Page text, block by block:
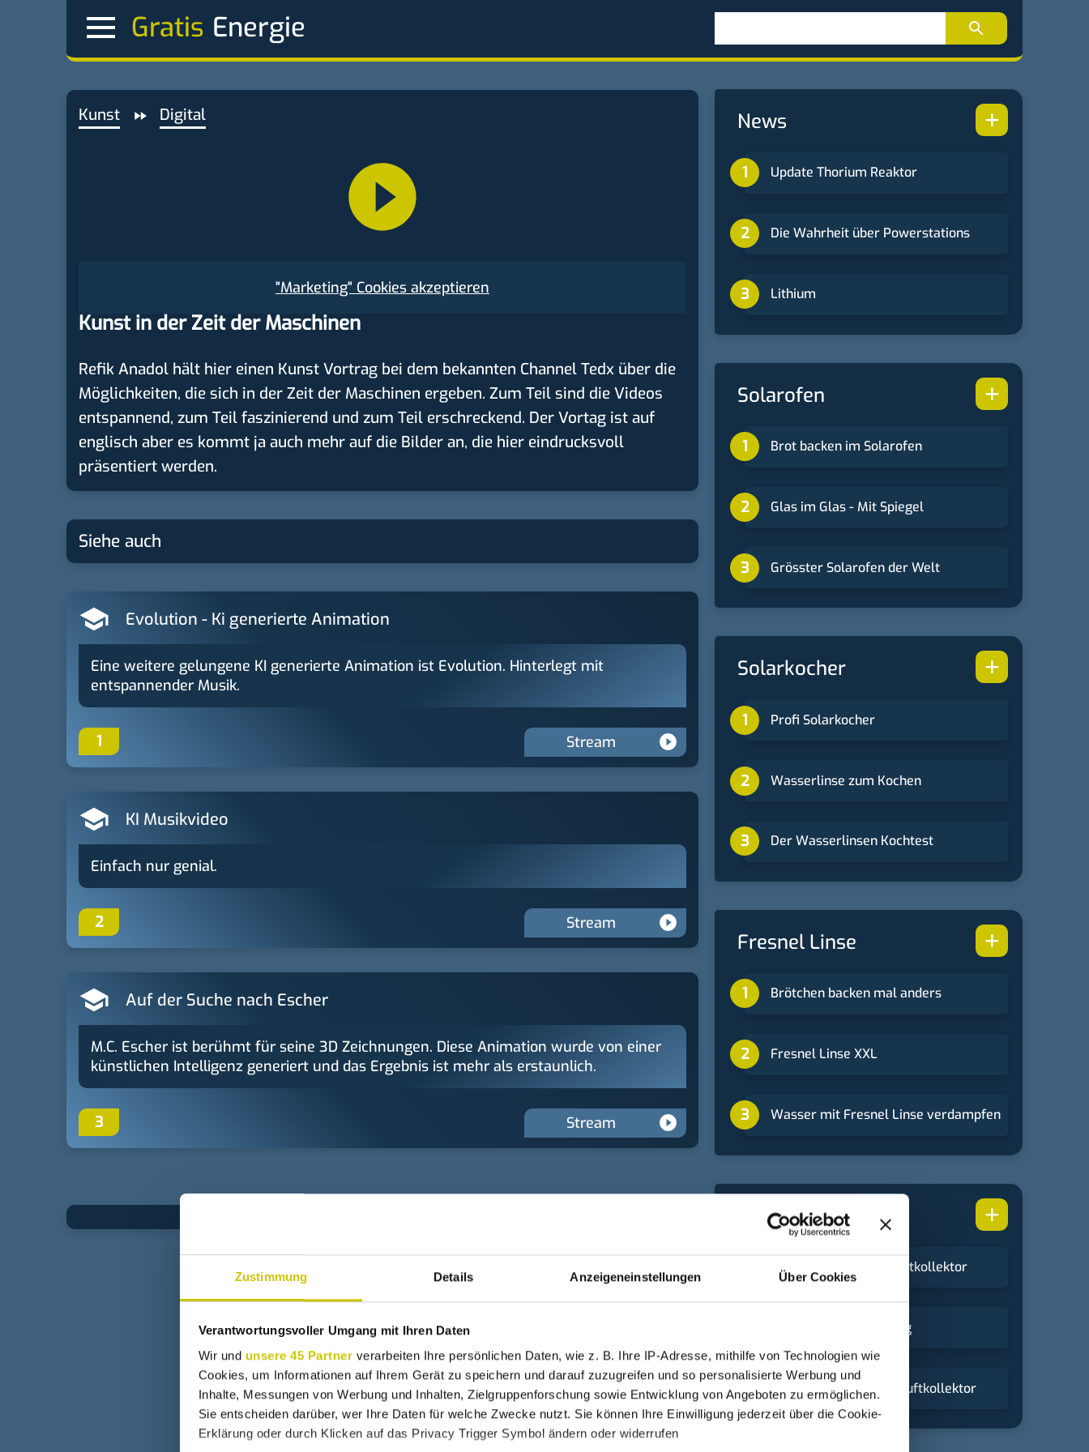
Zustimmung Details Anzeigeneinstellungen Über Cookies
Verantwortungsvoller Umgang mit Ihren Daten
Wir und unsere 45 Partner verarbeiten Ihre persönlichen Daten, wie z. B. Ihre IP-Adresse, mithilfe von Technologien wie
Cookies, um Informationen auf Ihrem Gerät zu speichern und darauf zuzugreifen und so personalisierte Werbung und
Inhalte, Messungen von Werbung und Inhalten, Zielgruppenforschung sowie Entwicklung von Angeboten zu ermöglichen.
Sie entscheiden darüber, wer Ihre Daten für welche Zwecke nutzt. Sie können Ihre Einwilligung jederzeit über die Cookie-
Erklärung oder durch Klicken auf das Privacy Trigger Symbol ändern oder widerrufen
Gratis
Kunst Digital
"Marketing" Cookies akzeptieren
Kunst in der Zeit der Maschinen
Refik Anadol hält hier einen Kunst Vortrag bei dem bekannten Channel Tedx über die
Möglichkeiten, die sich in der Zeit der Maschinen ergeben. Zum Teil sind die Videos
entspannend, zum Teil faszinierend und zum Teil erschreckend. Der Vortag ist auf
englisch aber es kommt ja auch mehr auf die Bilder an, die hier eindrucksvoll
präsentiert werden.
Siehe auch
Evolution - Ki generierte Animation
Eine weitere gelungene KI generierte Animation ist Evolution. Hinterlegt mit
entspannender Musik.
1 Stream
KI Musikvideo
Einfach nur genial.
2 Stream
Auf der Suche nach Escher
M.C. Escher ist berühmt für seine 3D Zeichnungen. Diese Animation wurde von einer
künstlichen Intelligenz generiert und das Ergebnis ist mehr als erstaunlich.
3 Stream
+
News
Update Thorium Reaktor
Die Wahrheit über Powerstations
Lithium
+
Solarofen
Brot backen im Solarofen
Glas im Glas - Mit Spiegel
Grösster Solarofen der Welt
+
Solarkocher
Profi Solarkocher
Wasserlinse zum Kochen
Der Wasserlinsen Kochtest
+
Fresnel Linse
Brötchen backen mal anders
Fresnel Linse XXL
Wasser mit Fresnel Linse verdampfen
+
Solarheizung
Leistungstest Warmluftkollektor
Bierdosen Solarheizung
Vakuumröhren Warmluftkollektor